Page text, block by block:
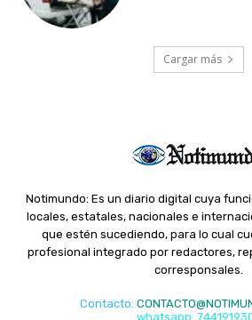
Cargar más
Notimundo: Es un diario digital cuya
locales, estatales, nacionales e
que estén sucediendo, para lo cual
profesional integrado por redactores,
corresponsales.
Contacto:
whatsapp: